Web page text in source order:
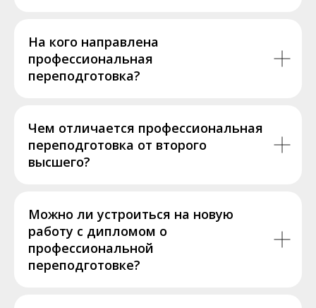
На кого направлена
профессиональная
переподготовка?
Чем отличается профессиональная
переподготовка от второго
высшего?
Можно ли устроиться на новую
работу с дипломом о
профессиональной
переподготовке?